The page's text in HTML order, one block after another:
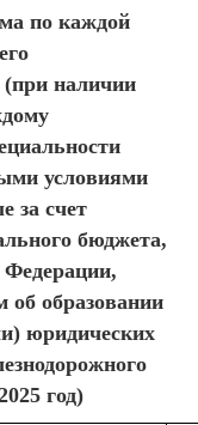
по каждой
(при наличии
условиями
за счет
бюджета,
Федерации,
об образовании
юридических
год)